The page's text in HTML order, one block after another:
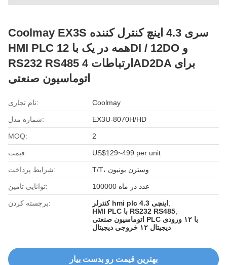
Coolmay EX3S سری 4.3 اینچ کنترل کننده
HMI PLC همه در یک با 12DI / 12DO و
RS232 RS485 ارتباطات 4AD2DA برای
اتوماسیون صنعتی
نام تجاری: Coolmay
شماره مدل: EX3U-8070H/HD
MOQ: 2
قیمت: US$129~499 per unit
شرایط پرداخت: T/T، وسترن یونیون
توانایی تامین: 100000 عدد در ماه
برجسته کردن: کنترلر hmi plc 4.3 اینچی
HMI PLC با RS232 RS485
اتوماسیون صنعتی PLC با ۱۲ ورودی
دیجیتال ۱۲ خروجی دیجیتال
بهترین قیمت رو بدست بیار